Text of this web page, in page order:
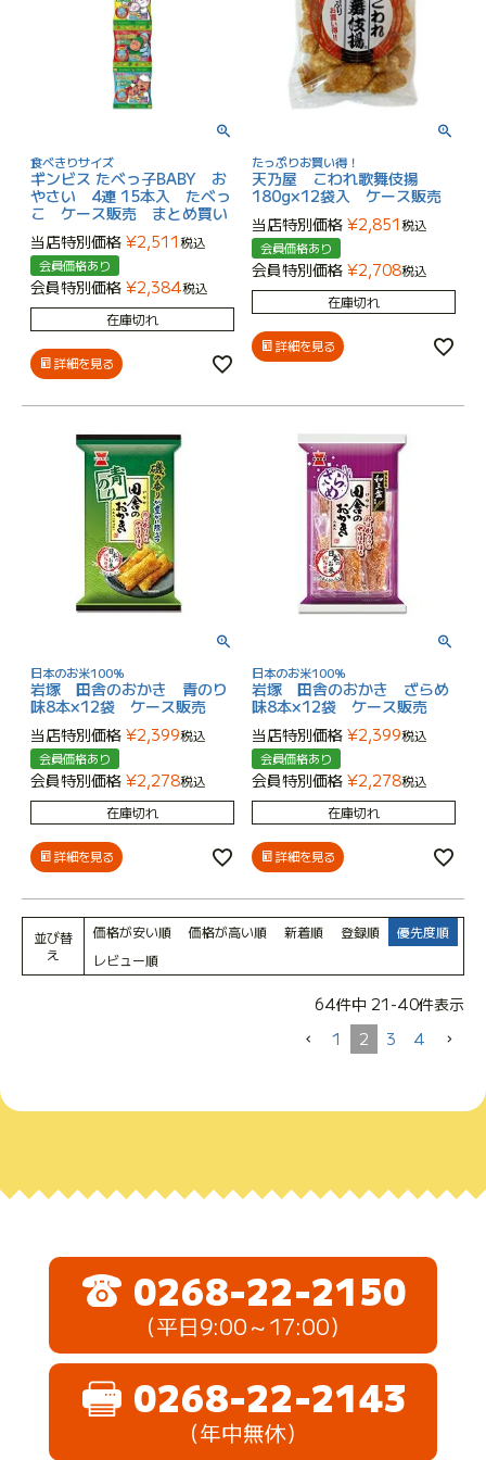
食べきりサイズ
ギンビス たべっ子BABY お
やさい 4連 15本入 たべっ
こ ケース販売 まとめ買い
当店特別価格 ¥2,511税込
会員価格あり
会員特別価格 ¥2,384税込
在庫切れ
詳細を見る
たっぷりお買い得！
天乃屋 こわれ歌舞伎揚
180g×12袋入 ケース販売
当店特別価格 ¥2,851税込
会員価格あり
会員特別価格 ¥2,708税込
在庫切れ
詳細を見る
日本のお米100％
岩塚 田舎のおかき 青のり
味8本×12袋 ケース販売
当店特別価格 ¥2,399税込
会員価格あり
会員特別価格 ¥2,278税込
在庫切れ
詳細を見る
日本のお米100％
岩塚 田舎のおかき ざらめ
味8本×12袋 ケース販売
当店特別価格 ¥2,399税込
会員価格あり
会員特別価格 ¥2,278税込
在庫切れ
詳細を見る
並び替
え
価格が安い順 価格が高い順 新着順 登録順
優先度順
レビュー順
64件中 21 -40件表示
1
2 3 4
0268-22-2150
（平日9:00～17:00）
0268-22-2143
（年中無休）